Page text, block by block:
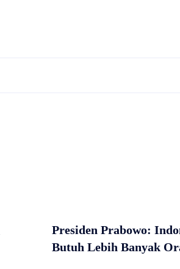
Presiden Prabowo:
Butuh Lebih Banyak